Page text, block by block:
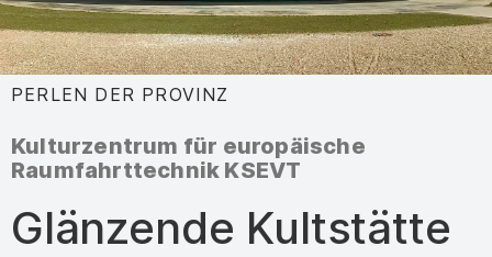
PERLEN DER PROVINZ
Kulturzentrum für europäische
Raumfahrttechnik KSEVT
Glänzende Kultstätte